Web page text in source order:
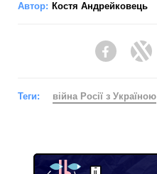
Автор: Костя Андрейковець
Facebook
Теги: війна Росії з Україною